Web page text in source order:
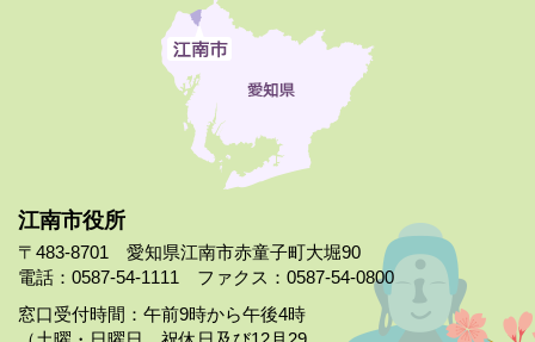
江南市役所
〒483-8701 愛知県江南市赤童子町大堀90
電話：0587-54-1111 ファクス：0587-54-0800
窓口受付時間：午前9時から午後4時